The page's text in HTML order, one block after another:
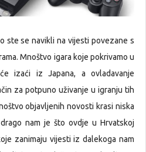
ste se navikli na vijesti povezane s
Mnoštvo igara koje pokrivamo u
izaći iz Japana, a ovladavanje
za potpuno uživanje u igranju tih
objavljenih novosti krasi niska
nam je što ovdje u Hrvatskoj
zanimaju vijesti iz dalekoga nam